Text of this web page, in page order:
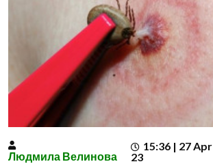
Людмила Велинова
15:36 | 27 Apr
23